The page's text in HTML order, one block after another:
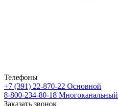
Телефоны
+7 (391) 22-870-22 Основной
8-800-234-80-18 Многоканальный
Заказать звонок